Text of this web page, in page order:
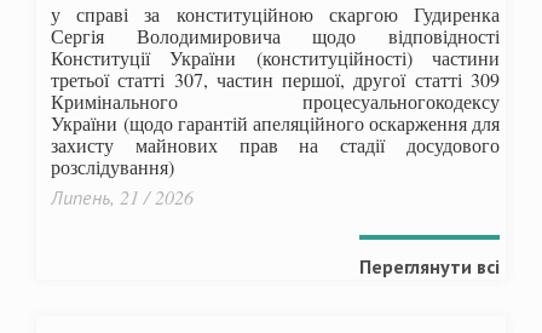
у справі за конституційною скаргою Гудиренка
Сергія Володимировича щодо відповідності
Конституції України (конституційності) частини
третьої статті 307, частин першої, другої статті 309
Кримінального процесуальногокодексу
України (щодо гарантій апеляційного оскарження для
захисту майнових прав на стадії досудового
розслідування)
Липень, 21 / 2026
Переглянути всі